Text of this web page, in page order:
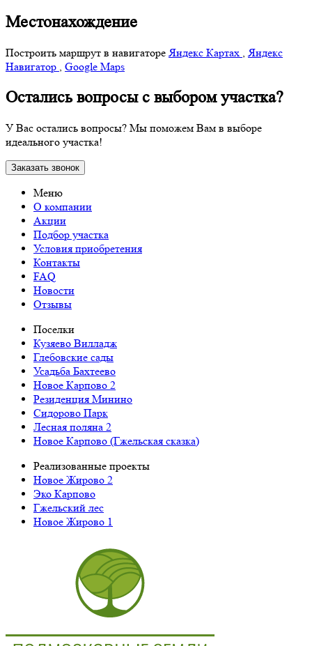
Местонахождение
Построить маршрут в навигатореЯндекс Картах ,Яндекс
Навигатор , Google Maps
Остались вопросы с выбором участка?
У Вас остались вопросы? Мы поможем Вам в выборе
идеального участка!
Заказать звонок
Меню
О компании
Акции
Подбор участка
Условия приобретения
Контакты
FAQ
Новости
Отзывы
Поселки
Кузяево Вилладж
Глебовские сады
Усадьба Бахтеево
Новое Карпово 2
Резиденция Минино
Сидорово Парк
Лесная поляна 2
Новое Карпово (Гжельская сказка)
Реализованные проекты
Новое Жирово 2
Эко Карпово
Гжельский лес
Новое Жирово 1